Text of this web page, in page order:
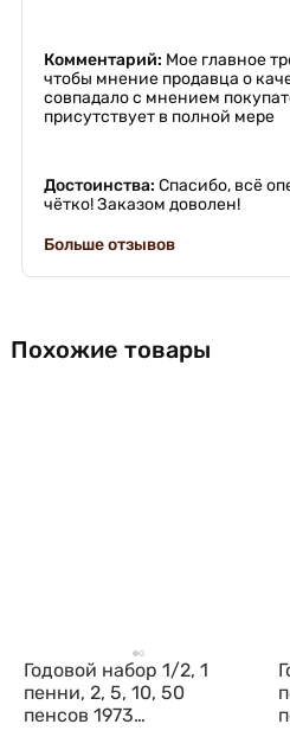
Комментарий: Мое главное
чтобы мнение продавца о
совпадало с мнением
присутствует в полной мере
Достоинства: Спасибо, всё
чётко! Заказом доволен!
Больше отзывов
Похожие товары
Годовой набор 1/2, 1
пенни, 2, 5, 10, 50
пенсов 1973